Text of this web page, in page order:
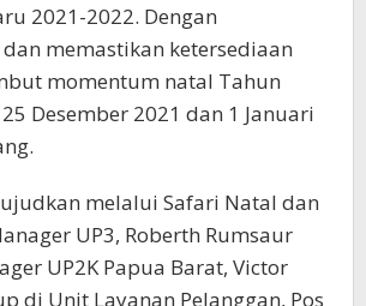
2021-2022. Dengan
memastikan ketersediaan
momentum natal Tahun
Desember 2021 dan 1 Januari
melalui Safari Natal dan
UP3, Roberth Rumsaur
UP2K Papua Barat, Victor
di Unit Layanan Pelanggan, Pos